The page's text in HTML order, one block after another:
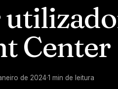
Center
de 2024·1 min de leitura